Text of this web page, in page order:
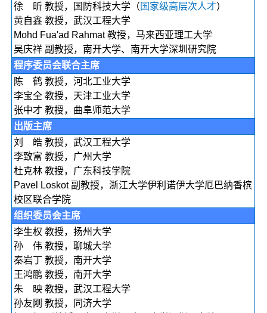
徐 昕 教授，国防科技大学（ 国家级高层次人才）
黄自鑫 教授，武汉工程大学
Mohd Fua'ad Rahmat 教授，马来西亚理工大学
吴庆祥 副教授，南开大学、南开大学深圳研究院
程序委员会联合主席
陈 鹤 教授，河北工业大学
李宝全 教授，天津工业大学
张中才 教授，曲阜师范大学
出版主席
刘 皓 教授，武汉工程大学
李致富 教授，广州大学
杜克林 教授，广东科技学院
Pavel Loskot 副教授，浙江大学伊利诺伊大学厄巴纳香槟
校区联合学院
组织委员会主席
李生权 教授，扬州大学
孙 伟 教授，聊城大学
秦岩丁 教授，南开大学
王鸿鹏 教授，南开大学
朱 映 教授，武汉工程大学
孙友刚 教授，同济大学